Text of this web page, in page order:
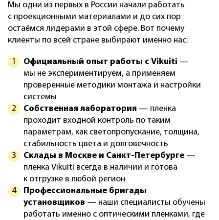
Мы одни из первых в России начали работать
с проекционными материалами и до сих пор
остаёмся лидерами в этой сфере. Вот почему
клиенты по всей стране выбирают именно нас:
Официальный опыт работы с Vikuiti —
мы не экспериментируем, а применяем
проверенные методики монтажа и настройки
системы
Собственная лаборатория — пленка
проходит входной контроль по таким
параметрам, как светопропускание, толщина,
стабильность цвета и долговечность
Склады в Москве и Санкт-Петербурге —
пленка Vikuiti всегда в наличии и готова
к отгрузке в любой регион
Профессиональные бригады
установщиков — наши специалисты обучены
работать именно с оптическими пленками, где